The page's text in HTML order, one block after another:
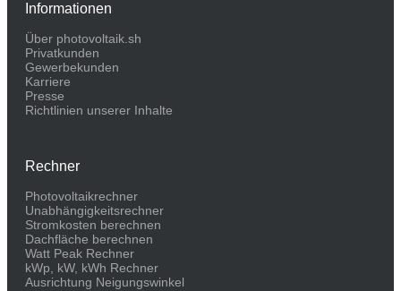
Informationen
Über photovoltaik.sh
Privatkunden
Gewerbekunden
Karriere
Presse
Richtlinien unserer Inhalte
Rechner
Photovoltaikrechner
Unabhängigkeitsrechner
Stromkosten berechnen
Dachfläche berechnen
Watt Peak Rechner
kWp, kW, kWh Rechner
Ausrichtung Neigungswinkel